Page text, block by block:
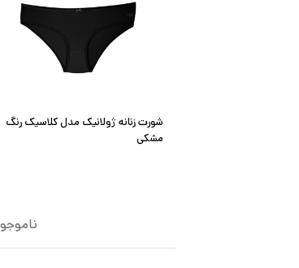
شورت زنانه ژولانیک مدل کلاسیک رنگ
مشکی